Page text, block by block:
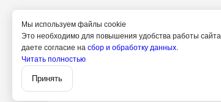
Мы используем файлы cookie
Это необходимо для повышения удобства работы
даете согласие на сбор и обработку данных.
Читать полностью
Принять